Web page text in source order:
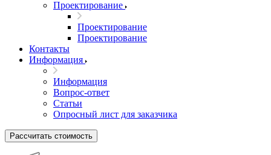
Проектирование
Проектирование
Проектирование
Контакты
Информация
Информация
Вопрос-ответ
Статьи
Опросный лист для заказчика
Рассчитать стоимость